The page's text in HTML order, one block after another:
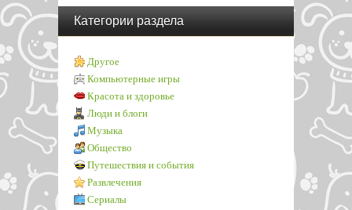
Категории раздела
Другое
Компьютерные игры
Красота и здоровье
Люди и блоги
Музыка
Общество
Путешествия и события
Развлечения
Сериалы